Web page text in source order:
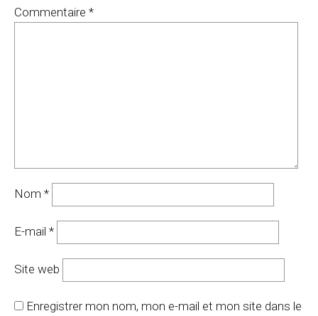
Commentaire *
Nom *
E-mail *
Site web
Enregistrer mon nom, mon e-mail et mon site dans le